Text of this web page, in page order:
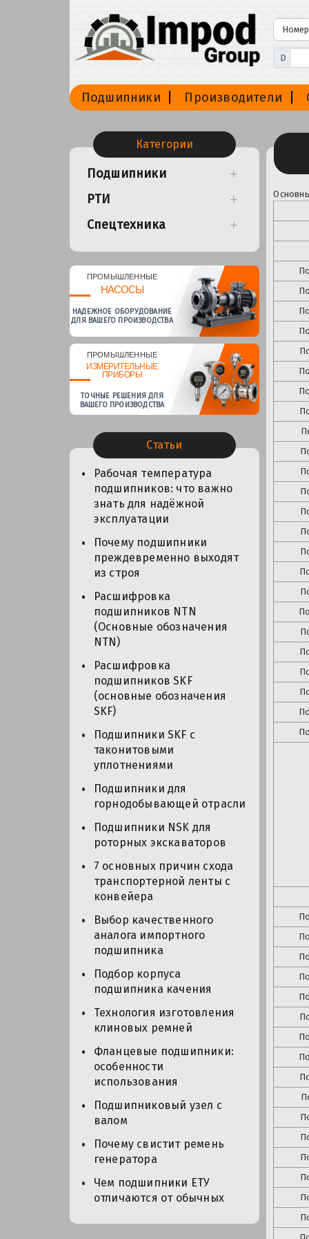
D
Подшипники Производители
Категории
Подшипники
РТИ
Спецтехника
ПРОМЫШЛЕННЫЕ
НАСОСЫ
НАДЕЖНОЕ ОБОРУДОВАНИЕ
ДЛЯ ВАШЕГО ПРОИЗВОДСТВА
ПРОМЫШЛЕННЫЕ
ИЗМЕРИТЕЛЬНЫЕ
ПРИБОРЫ
ТОЧНЫЕ РЕШЕНИЯ ДЛЯ
ВАШЕГО ПРОИЗВОДСТВА
Статьи
Рабочая температура
подшипников: что важно
знать для надёжной
эксплуатации
Почему подшипники
преждевременно выходят
из строя
Расшифровка
подшипников NTN
(Основные обозначения
NTN)
Расшифровка
подшипников SKF
(основные обозначения
SKF)
Подшипники SKF с
таконитовыми
уплотнениями
Подшипники для
горнодобывающей отрасли
Подшипники NSK для
роторных экскаваторов
7 основных причин схода
транспортерной ленты с
конвейера
Выбор качественного
аналога импортного
подшипника
Подбор корпуса
подшипника качения
Технология изготовления
клиновых ремней
Фланцевые подшипники:
особенности
использования
Подшипниковый узел с
валом
Почему свистит ремень
генератора
Чем подшипники ЕТУ
отличаются от обычных